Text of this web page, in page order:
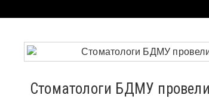
Стоматологи БДМУ провели